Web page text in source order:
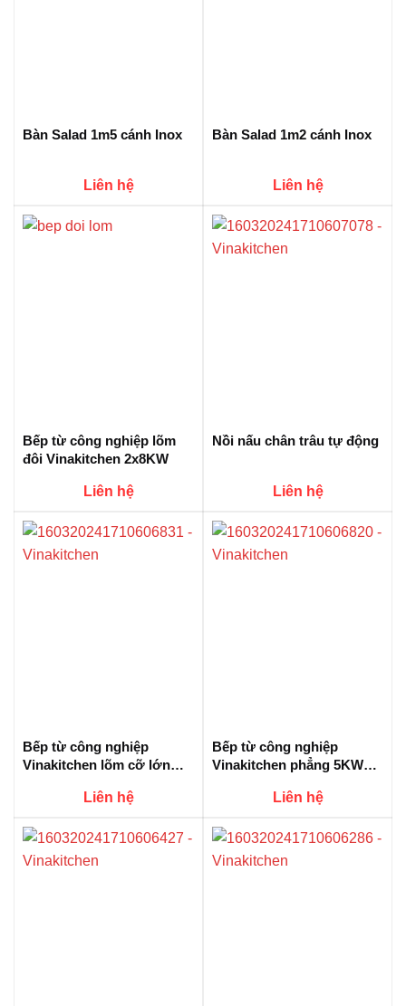
Bàn Salad 1m5 cánh Inox
Liên hệ
Bàn Salad 1m2 cánh Inox
Liên hệ
Bếp từ công nghiệp lõm
đôi Vinakitchen 2x8KW
Liên hệ
Nồi nấu chân trâu tự động
Liên hệ
Bếp từ công nghiệp
Vinakitchen lõm cỡ lớn
Liên hệ
Bếp từ công nghiệp
Vinakitchen phẳng 5KW
Liên hệ